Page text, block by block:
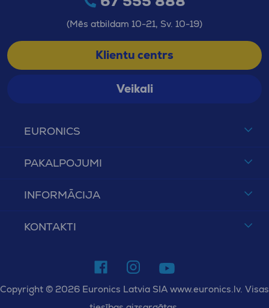
EURONICS
PAKALPOJUMI
INFORMĀCIJA
KONTAKTI
(Mēs atbildam 10-21, Sv. 10-19)
Klientu centrs
Veikali
Copyright © 2026 Euronics Latvia SIA www.euronics.lv. Visas